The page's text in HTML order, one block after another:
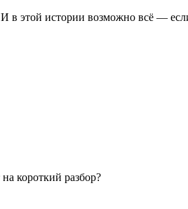
этой истории возможно всё —
короткий разбор?